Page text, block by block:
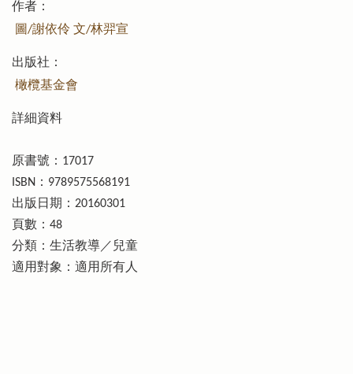
作者：
圖/謝依伶 文/林羿宣
出版社：
橄欖基金會
詳細資料
原書號：17017
ISBN：9789575568191
出版日期：20160301
頁數：48
分類：生活教導／兒童
適用對象：適用所有人